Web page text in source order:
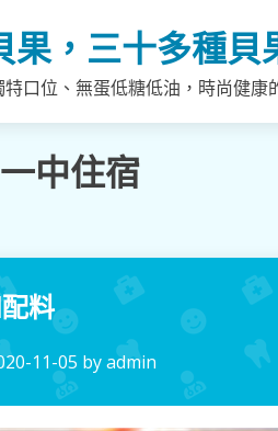
果，三十多種貝
口位、無蛋低糖低油，時尚健
中住宿
料
11-05 byadmin